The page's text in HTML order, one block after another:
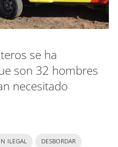
se ha
son 32 hombres
necesitado
ILEGAL DESBORDAR